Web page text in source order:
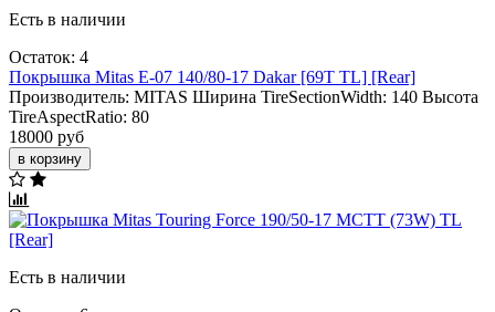
Есть в наличии
Остаток: 4
Покрышка Mitas E-07 140/80-17 Dakar [69T TL] [Rear]
Производитель: MITAS Ширина TireSectionWidth: 140 Высота
TireAspectRatio: 80
18000 руб
в корзину
Есть в наличии